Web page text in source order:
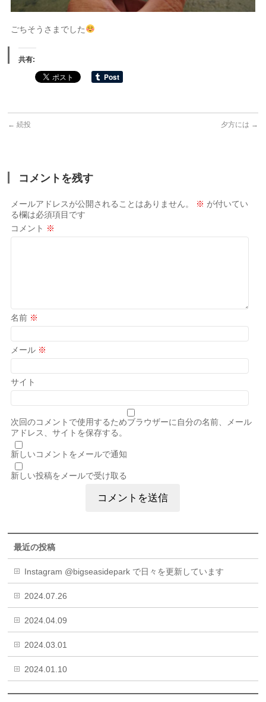
ごちそうさまでした
共有:
← 続投 夕方には →
コメントを残す
メールアドレスが公開されることはありません。 ※ が付いてい
る欄は必須項目です
コメント ※
名前 ※
メール ※
サイト
次回のコメントで使用するためブラウザーに自分の名前、メール
アドレス、サイトを保存する。
新しいコメントをメールで通知
新しい投稿をメールで受け取る
最近の投稿
Instagram @bigseasidepark で日々を更新しています
2024.07.26
2024.04.09
2024.03.01
2024.01.10